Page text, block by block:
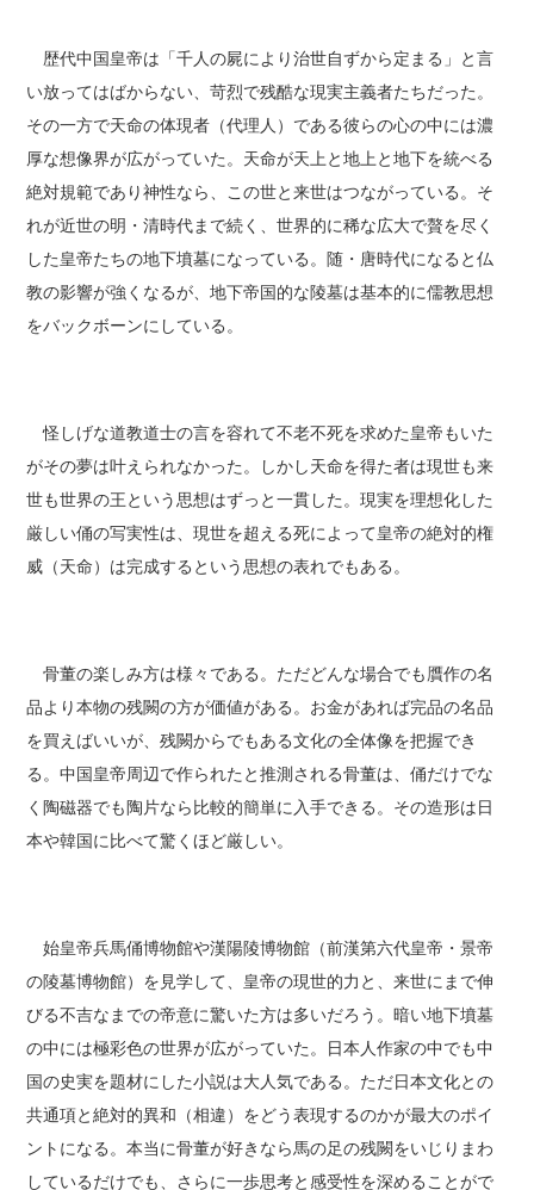
歴代中国皇帝は「千人の屍により治世自ずから定まる」と言
い放ってはばからない、苛烈で残酷な現実主義者たちだった。
その一方で天命の体現者（代理人）である彼らの心の中には濃
厚な想像界が広がっていた。天命が天上と地上と地下を統べる
絶対規範であり神性なら、この世と来世はつながっている。そ
れが近世の明・清時代まで続く、世界的に稀な広大で贅を尽く
した皇帝たちの地下墳墓になっている。随・唐時代になると仏
教の影響が強くなるが、地下帝国的な陵墓は基本的に儒教思想
をバックボーンにしている。
怪しげな道教道士の言を容れて不老不死を求めた皇帝もいた
がその夢は叶えられなかった。しかし天命を得た者は現世も来
世も世界の王という思想はずっと一貫した。現実を理想化した
厳しい俑の写実性は、現世を超える死によって皇帝の絶対的権
威（天命）は完成するという思想の表れでもある。
骨董の楽しみ方は様々である。ただどんな場合でも贋作の名
品より本物の残闕の方が価値がある。お金があれば完品の名品
を買えばいいが、残闕からでもある文化の全体像を把握でき
る。中国皇帝周辺で作られたと推測される骨董は、俑だけでな
く陶磁器でも陶片なら比較的簡単に入手できる。その造形は日
本や韓国に比べて驚くほど厳しい。
始皇帝兵馬俑博物館や漢陽陵博物館（前漢第六代皇帝・景帝
の陵墓博物館）を見学して、皇帝の現世的力と、来世にまで伸
びる不吉なまでの帝意に驚いた方は多いだろう。暗い地下墳墓
の中には極彩色の世界が広がっていた。日本人作家の中でも中
国の史実を題材にした小説は大人気である。ただ日本文化との
共通項と絶対的異和（相違）をどう表現するのかが最大のポイ
ントになる。本当に骨董が好きなら馬の足の残闕をいじりまわ
しているだけでも、さらに一歩思考と感受性を深めることがで